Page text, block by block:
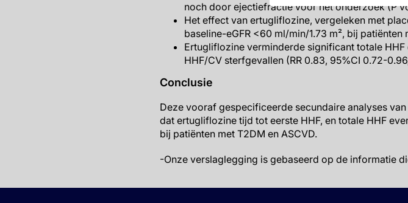
noch door ejectiefractie vóór het onderzoek (P
Het effect van ertugliflozine, vergeleken met
baseline-eGFR <60 ml/min/1.73 m², bij
Ertugliflozine verminderde significant totale HHF
HHF/CV sterfgevallen (RR 0.83, 95%CI 0.72-
Conclusie
Deze vooraf gespecificeerde secundaire analyses
dat ertugliflozine tijd tot eerste HHF, en totale HHF
bij patiënten met T2DM en ASCVD.
-Onze verslaglegging is gebaseerd op de informatie